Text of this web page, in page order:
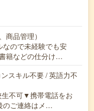
商品管理）
なので未経験でも安
籍などの仕分け…
スキル不要 / 英語力不
不可▼携帯電話をお
のご連絡はメ…